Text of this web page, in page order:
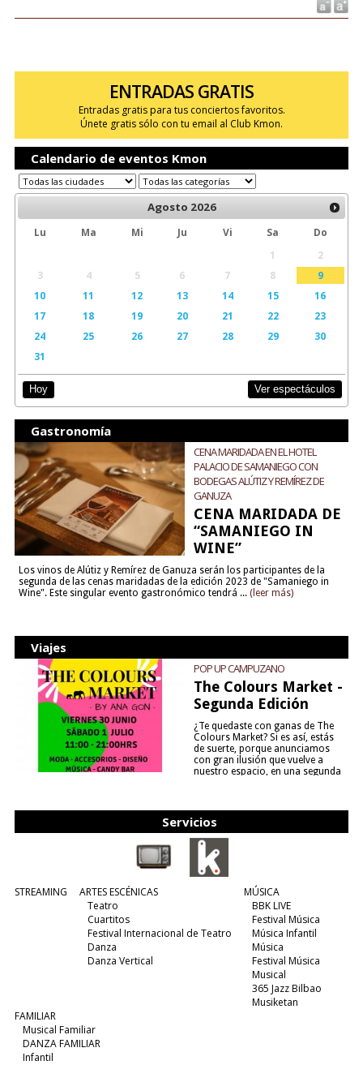
ENTRADAS GRATIS
Entradas gratis para tus conciertos favoritos.
Únete gratis sólo con tu email al Club Kmon.
Calendario de eventos Kmon
Agosto 2026
Lu Ma Mi Ju Vi Sa
Do
1
2
3
4 5 6 7 8
9
10
11 12 13 14 15
16
17
18 19 20 21 22
23
24
25 26 27 28 29
30
31
Hoy Ver espectáculos
Gastronomía
CENA MARIDADA EN EL HOTEL
PALACIO DE SAMANIEGO CON
BODEGAS ALÚTIZ Y REMÍREZ DE
GANUZA
CENA MARIDADA DE
“SAMANIEGO IN
WINE”
Los vinos de Alútiz y Remírez de Ganuza serán los participantes de la
segunda de las cenas maridadas de la edición 2023 de "Samaniego in
Wine". Este singular evento gastronómico tendrá ... (leer más)
Viajes
POP UP CAMPUZANO
The Colours Market -
Segunda Edición
¿Te quedaste con ganas de The
Colours Market? Si es así, estás
de suerte, porque anunciamos
con gran ilusión que vuelve a
nuestro espacio, en una segunda
Servicios
STREAMING
ARTES ESCÉNICAS
Teatro
Cuartitos
Festival Internacional de Teatro
Danza
Danza Vertical
MÚSICA
BBK LIVE
Festival Música
Música Infantil
Música
Festival Música
Musical
365 Jazz Bilbao
Musiketan
FAMILIAR
Musical Familiar
DANZA FAMILIAR
Infantil